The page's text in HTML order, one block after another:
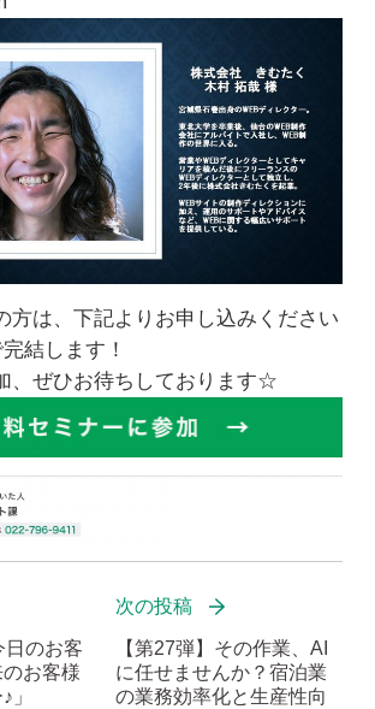
方は、下記よりお申し込みください
結します！
、ぜひお待ちしております☆
日のお客
お客様
ー♪」
次の投稿
【第27弾】その作業、AI
に任せませんか？宿泊業
の業務効率化と生産性向